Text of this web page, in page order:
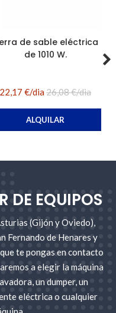
de sable eléctrica
de 1010 W.
22,17 €/dia26,08 €/dia
ALQUILAR
DE EQUIPOS
(Gijón y Oviedo),
Fernando de Henares y
te pongas en contacto
a elegir la máquina
un dumper, un
eléctrica o cualquier